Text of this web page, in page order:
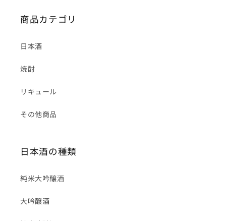
商品カテゴリ
日本酒
焼酎
リキュール
その他商品
日本酒の種類
純米大吟醸酒
大吟醸酒